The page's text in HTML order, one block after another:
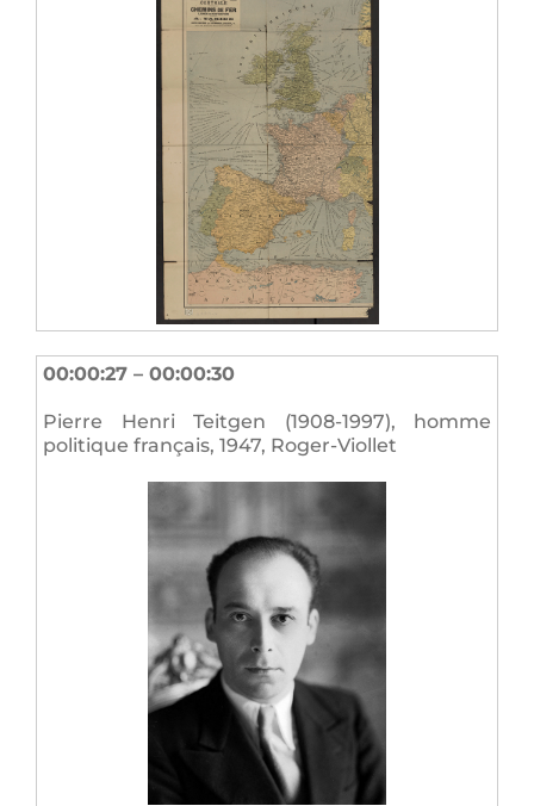
00:00:27 – 00:00:30
Pierre Henri Teitgen (1908-1997), homme
politique français, 1947, Roger-Viollet